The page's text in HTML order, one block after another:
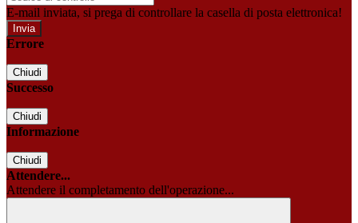
E-mail inviata, si prega di controllare la casella di posta elettronica!
Errore
Chiudi
Successo
Chiudi
Informazione
Chiudi
Attendere...
Attendere il completamento dell'operazione...